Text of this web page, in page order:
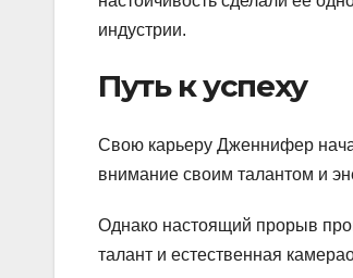
индустрии.
Путь к успеху
Свою карьеру Дженнифер
внимание своим талантом и
Однако настоящий прорыв
талант и естественная